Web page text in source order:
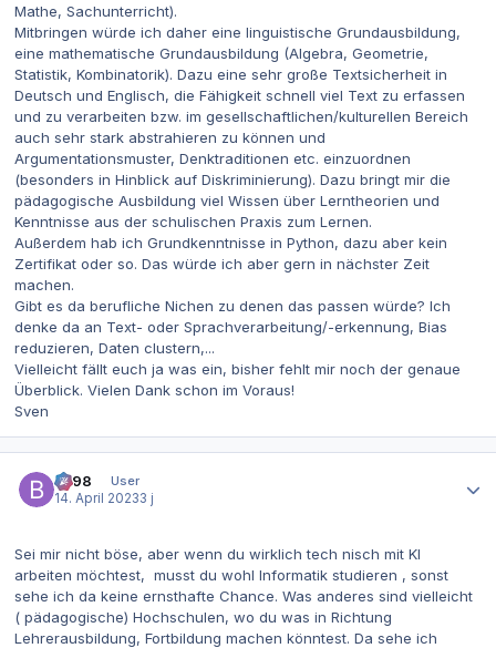
Mathe, Sachunterricht).
Mitbringen würde ich daher eine linguistische Grundausbildung,
eine mathematische Grundausbildung (Algebra, Geometrie,
Statistik, Kombinatorik). Dazu eine sehr große Textsicherheit in
Deutsch und Englisch, die Fähigkeit schnell viel Text zu erfassen
und zu verarbeiten bzw. im gesellschaftlichen/kulturellen Bereich
auch sehr stark abstrahieren zu können und
Argumentationsmuster, Denktraditionen etc. einzuordnen
(besonders in Hinblick auf Diskriminierung). Dazu bringt mir die
pädagogische Ausbildung viel Wissen über Lerntheorien und
Kenntnisse aus der schulischen Praxis zum Lernen.
Außerdem hab ich Grundkenntnisse in Python, dazu aber kein
Zertifikat oder so. Das würde ich aber gern in nächster Zeit
machen.
Gibt es da berufliche Nichen zu denen das passen würde? Ich
denke da an Text- oder Sprachverarbeitung/-erkennung, Bias
reduzieren, Daten clustern,...
Vielleicht fällt euch ja was ein, bisher fehlt mir noch der genaue
Überblick. Vielen Dank schon im Voraus!
Sven
be98
User
14. April 20233 j
Sei mir nicht böse, aber wenn du wirklich tech nisch mit KI
arbeiten möchtest, musst du wohl Informatik studieren , sonst
sehe ich da keine ernsthafte Chance. Was anderes sind vielleicht
( pädagogische) Hochschulen, wo du was in Richtung
Lehrerausbildung, Fortbildung machen könntest. Da sehe ich